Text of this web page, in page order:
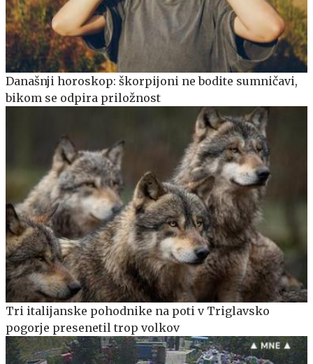
Današnji horoskop: škorpijoni ne bodite sumničavi,
bikom se odpira priložnost
Tri italijanske pohodnike na poti v Triglavsko
pogorje presenetil trop volkov